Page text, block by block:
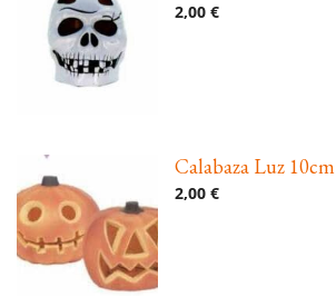
2,00 €
Calabaza Luz 10cm
2,00 €